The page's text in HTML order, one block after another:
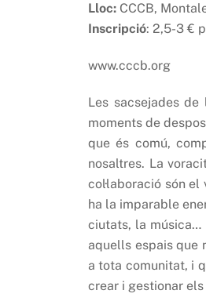
Lloc: CCCB,
Inscripció: 2,5-3 €
www.cccb.org
Les sacsejades
moments de
que és comú,
nosaltres. La
col·laboració són
ha la imparable
ciutats, la música…
aquells espais que
a tota comunitat, i
crear i gestionar els